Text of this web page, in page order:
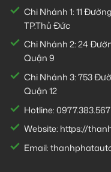
Chi Nhánh 1:11
TP.Thủ Đức
Chi Nhánh 2:24
Quận 9
Chi Nhánh 3:753
Quận 12
Hotline:0977.383.567
Website: https://
Email: